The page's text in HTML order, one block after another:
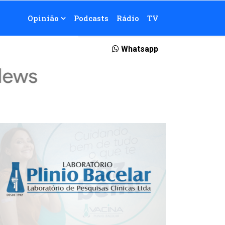
Opinião Podcasts Rádio TV
Whatsapp